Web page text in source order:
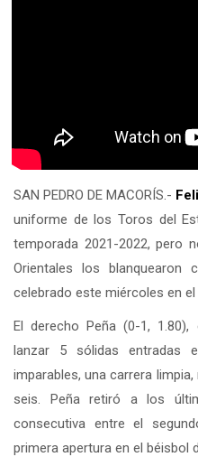
SAN PEDRO DE MACORÍS.-
uniforme de los Toros del
temporada 2021-2022, pero
Orientales los
celebrado este miércoles en el
El derecho Peña (0-1,
lanzar 5 sólidas entradas
imparables, una carrera
seis. Peña retiró a los
consecutiva entre el
primera apertura en el béisbol